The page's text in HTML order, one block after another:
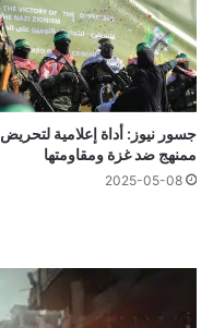
جسور نيوز: أداة إعلامية لتحريض
ممنهج ضد غزة ومقاومتها
2025-05-08